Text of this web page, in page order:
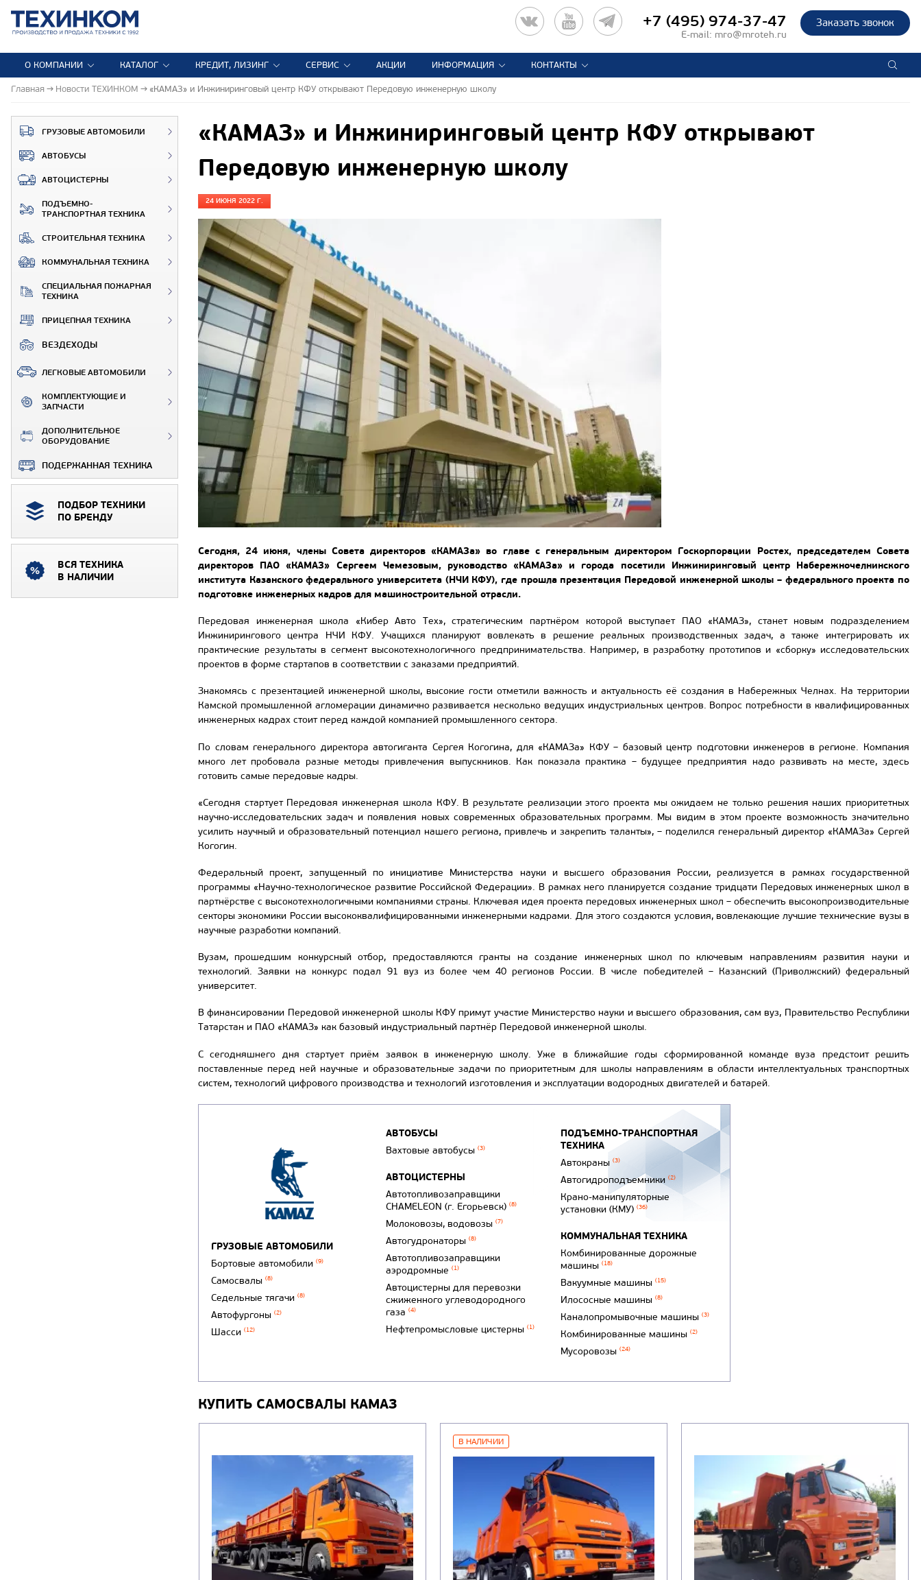
Заказать звонок
+7 (495) 974-37-47
E-mail: mro@mroteh.ru
О КОМПАНИИ КАТАЛОГ КРЕДИТ, ЛИЗИНГ СЕРВИС АКЦИИ ИНФОРМАЦИЯ КОНТАКТЫ
Главная Новости ТЕХИНКОМ «КАМАЗ» и Инжиниринговый центр КФУ открывают Передовую инженерную школу
ГРУЗОВЫЕ АВТОМОБИЛИ
АВТОБУСЫ
АВТОЦИСТЕРНЫ
ПОДЪЕМНО-
ТРАНСПОРТНАЯ ТЕХНИКА
СТРОИТЕЛЬНАЯ ТЕХНИКА
КОММУНАЛЬНАЯ ТЕХНИКА
СПЕЦИАЛЬНАЯ ПОЖАРНАЯ
ТЕХНИКА
ПРИЦЕПНАЯ ТЕХНИКА
ВЕЗДЕХОДЫ
ЛЕГКОВЫЕ АВТОМОБИЛИ
КОМПЛЕКТУЮЩИЕ И
ЗАПЧАСТИ
ДОПОЛНИТЕЛЬНОЕ
ОБОРУДОВАНИЕ
ПОДЕРЖАННАЯ ТЕХНИКА
ПОДБОР ТЕХНИКИ
ПО БРЕНДУ
ВСЯ ТЕХНИКА
В НАЛИЧИИ
«КАМАЗ» и Инжиниринговый центр КФУ открывают
Передовую инженерную школу
24 ИЮНЯ 2022 Г.
Сегодня, 24 июня, члены Совета директоров «КАМАЗа» во главе с генеральным директором Госкорпорации Ростех, председателем Совета
директоров ПАО «КАМАЗ» Сергеем Чемезовым, руководство «КАМАЗа» и города посетили Инжиниринговый центр Набережночелнинского
института Казанского федерального университета (НЧИ КФУ), где прошла презентация Передовой инженерной школы – федерального проекта по
подготовке инженерных кадров для машиностроительной отрасли.
Передовая инженерная школа «Кибер Авто Тех», стратегическим партнёром которой выступает ПАО «КАМАЗ», станет новым подразделением
Инжинирингового центра НЧИ КФУ. Учащихся планируют вовлекать в решение реальных производственных задач, а также интегрировать их
практические результаты в сегмент высокотехнологичного предпринимательства. Например, в разработку прототипов и «сборку» исследовательских
проектов в форме стартапов в соответствии с заказами предприятий.
Знакомясь с презентацией инженерной школы, высокие гости отметили важность и актуальность её создания в Набережных Челнах. На территории
Камской промышленной агломерации динамично развивается несколько ведущих индустриальных центров. Вопрос потребности в квалифицированных
инженерных кадрах стоит перед каждой компанией промышленного сектора.
По словам генерального директора автогиганта Сергея Когогина, для «КАМАЗа» КФУ – базовый центр подготовки инженеров в регионе. Компания
много лет пробовала разные методы привлечения выпускников. Как показала практика – будущее предприятия надо развивать на месте, здесь
готовить самые передовые кадры.
«Сегодня стартует Передовая инженерная школа КФУ. В результате реализации этого проекта мы ожидаем не только решения наших приоритетных
научно-исследовательских задач и появления новых современных образовательных программ. Мы видим в этом проекте возможность значительно
усилить научный и образовательный потенциал нашего региона, привлечь и закрепить таланты», – поделился генеральный директор «КАМАЗа» Сергей
Когогин.
Федеральный проект, запущенный по инициативе Министерства науки и высшего образования России, реализуется в рамках государственной
программы «Научно-технологическое развитие Российской Федерации». В рамках него планируется создание тридцати Передовых инженерных школ в
партнёрстве с высокотехнологичными компаниями страны. Ключевая идея проекта передовых инженерных школ – обеспечить высокопроизводительные
секторы экономики России высококвалифицированными инженерными кадрами. Для этого создаются условия, вовлекающие лучшие технические вузы в
научные разработки компаний.
Вузам, прошедшим конкурсный отбор, предоставляются гранты на создание инженерных школ по ключевым направлениям развития науки и
технологий. Заявки на конкурс подал 91 вуз из более чем 40 регионов России. В числе победителей – Казанский (Приволжский) федеральный
университет.
В финансировании Передовой инженерной школы КФУ примут участие Министерство науки и высшего образования, сам вуз, Правительство Республики
Татарстан и ПАО «КАМАЗ» как базовый индустриальный партнёр Передовой инженерной школы.
С сегодняшнего дня стартует приём заявок в инженерную школу. Уже в ближайшие годы сформированной команде вуза предстоит решить
поставленные перед ней научные и образовательные задачи по приоритетным для школы направлениям в области интеллектуальных транспортных
систем, технологий цифрового производства и технологий изготовления и эксплуатации водородных двигателей и батарей.
ГРУЗОВЫЕ АВТОМОБИЛИ
Бортовые автомобили (9)
Самосвалы (8)
Седельные тягачи (8)
Автофургоны (2)
Шасси (12)
АВТОБУСЫ
Вахтовые автобусы (3)
АВТОЦИСТЕРНЫ
Автотопливозаправщики
CHAMELEON (г. Егорьевск) (8)
Молоковозы, водовозы (7)
Автогудронаторы (8)
Автотопливозаправщики
аэродромные (1)
Автоцистерны для перевозки
сжиженного углеводородного
газа (4)
Нефтепромысловые цистерны (1)
ПОДЪЕМНО-ТРАНСПОРТНАЯ
ТЕХНИКА
Автокраны (3)
Автогидроподъемники (2)
Крано-манипуляторные
установки (КМУ) (36)
КОММУНАЛЬНАЯ ТЕХНИКА
Комбинированные дорожные
машины (18)
Вакуумные машины (15)
Илососные машины (8)
Каналопромывочные машины (3)
Комбинированные машины (2)
Мусоровозы (24)
КУПИТЬ САМОСВАЛЫ КАМАЗ
В НАЛИЧИИ